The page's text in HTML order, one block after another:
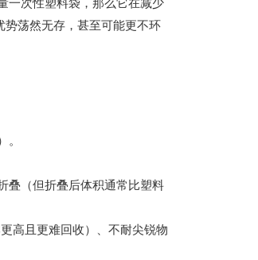
一次性塑料袋，那么它在减少
荡然无存，甚至可能更不环
叠（但折叠后体积通常比塑料
高且更难回收）、不耐尖锐物